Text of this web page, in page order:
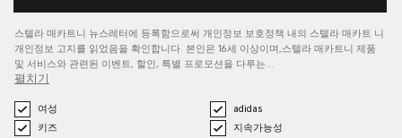
스텔라 매카트니 뉴스레터에 등록함으로써 개인정보 보호정책 내의 스텔라 매카트 니
개인정보 고지를 읽었음을 확인합니다. 본인은 16세 이상이며,스텔라 매카트니 제품
및 서비스와 관련된 이벤트, 할인, 특별 프로모션을 다루는…
펼치기
여성
adidas
키즈
지속가능성